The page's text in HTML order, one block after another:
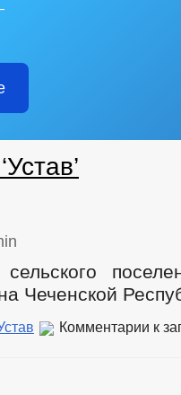
Чеченской
Комментарии к